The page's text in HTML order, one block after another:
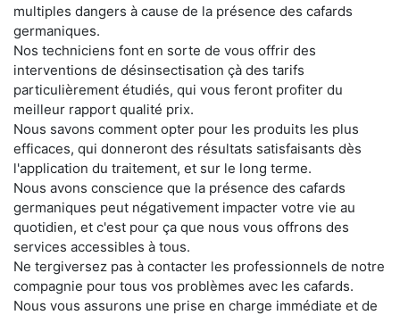
multiples dangers à cause de la présence des cafards
germaniques.
Nos techniciens font en sorte de vous offrir des
interventions de désinsectisation çà des tarifs
particulièrement étudiés, qui vous feront profiter du
meilleur rapport qualité prix.
Nous savons comment opter pour les produits les plus
efficaces, qui donneront des résultats satisfaisants dès
l'application du traitement, et sur le long terme.
Nous avons conscience que la présence des cafards
germaniques peut négativement impacter votre vie au
quotidien, et c'est pour ça que nous vous offrons des
services accessibles à tous.
Ne tergiversez pas à contacter les professionnels de notre
compagnie pour tous vos problèmes avec les cafards.
Nous vous assurons une prise en charge immédiate et de